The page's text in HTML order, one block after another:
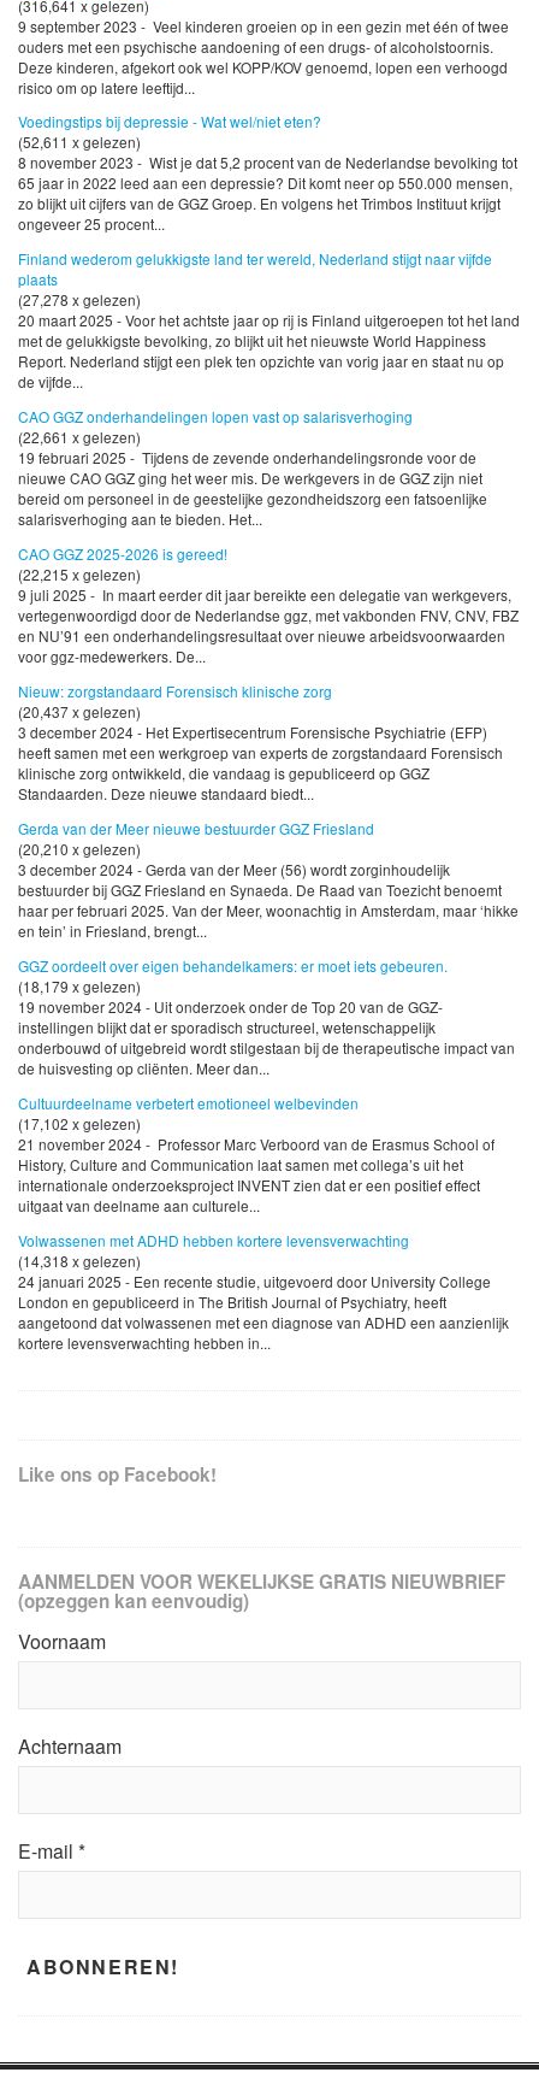
(316,641 x gelezen)
9 september 2023 - Veel kinderen groeien op in een gezin met één of twee
ouders met een psychische aandoening of een drugs- of alcoholstoornis.
Deze kinderen, afgekort ook wel KOPP/KOV genoemd, lopen een verhoogd
risico om op latere leeftijd...
Voedingstips bij depressie - Wat wel/niet eten?
(52,611 x gelezen)
8 november 2023 - Wist je dat 5,2 procent van de Nederlandse bevolking tot
65 jaar in 2022 leed aan een depressie? Dit komt neer op 550.000 mensen,
zo blijkt uit cijfers van de GGZ Groep. En volgens het Trimbos Instituut krijgt
ongeveer 25 procent...
Finland wederom gelukkigste land ter wereld, Nederland stijgt naar vijfde
plaats
(27,278 x gelezen)
20 maart 2025 - Voor het achtste jaar op rij is Finland uitgeroepen tot het land
met de gelukkigste bevolking, zo blijkt uit het nieuwste World Happiness
Report. Nederland stijgt een plek ten opzichte van vorig jaar en staat nu op
de vijfde...
CAO GGZ onderhandelingen lopen vast op salarisverhoging
(22,661 x gelezen)
19 februari 2025 - Tijdens de zevende onderhandelingsronde voor de
nieuwe CAO GGZ ging het weer mis. De werkgevers in de GGZ zijn niet
bereid om personeel in de geestelijke gezondheidszorg een fatsoenlijke
salarisverhoging aan te bieden. Het...
CAO GGZ 2025-2026 is gereed!
(22,215 x gelezen)
9 juli 2025 - In maart eerder dit jaar bereikte een delegatie van werkgevers,
vertegenwoordigd door de Nederlandse ggz, met vakbonden FNV, CNV, FBZ
en NU’91 een onderhandelingsresultaat over nieuwe arbeidsvoorwaarden
voor ggz-medewerkers. De...
Nieuw: zorgstandaard Forensisch klinische zorg
(20,437 x gelezen)
3 december 2024 - Het Expertisecentrum Forensische Psychiatrie (EFP)
heeft samen met een werkgroep van experts de zorgstandaard Forensisch
klinische zorg ontwikkeld, die vandaag is gepubliceerd op GGZ
Standaarden. Deze nieuwe standaard biedt...
Gerda van der Meer nieuwe bestuurder GGZ Friesland
(20,210 x gelezen)
3 december 2024 - Gerda van der Meer (56) wordt zorginhoudelijk
bestuurder bij GGZ Friesland en Synaeda. De Raad van Toezicht benoemt
haar per februari 2025. Van der Meer, woonachtig in Amsterdam, maar ‘hikke
en tein’ in Friesland, brengt...
GGZ oordeelt over eigen behandelkamers: er moet iets gebeuren.
(18,179 x gelezen)
19 november 2024 - Uit onderzoek onder de Top 20 van de GGZ-
instellingen blijkt dat er sporadisch structureel, wetenschappelijk
onderbouwd of uitgebreid wordt stilgestaan bij de therapeutische impact van
de huisvesting op cliënten. Meer dan...
Cultuurdeelname verbetert emotioneel welbevinden
(17,102 x gelezen)
21 november 2024 - Professor Marc Verboord van de Erasmus School of
History, Culture and Communication laat samen met collega’s uit het
internationale onderzoeksproject INVENT zien dat er een positief effect
uitgaat van deelname aan culturele...
Volwassenen met ADHD hebben kortere levensverwachting
(14,318 x gelezen)
24 januari 2025 - Een recente studie, uitgevoerd door University College
London en gepubliceerd in The British Journal of Psychiatry, heeft
aangetoond dat volwassenen met een diagnose van ADHD een aanzienlijk
kortere levensverwachting hebben in...
Like ons op Facebook!
AANMELDEN VOOR WEKELIJKSE GRATIS NIEUWBRIEF
(opzeggen kan eenvoudig)
Voornaam
Achternaam
E-mail *